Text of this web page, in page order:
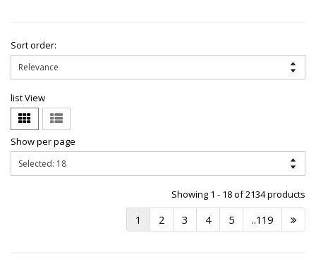
Sort order:
list View
Show per page
Showing 1 - 18 of 2134 products
1 2 3 4 5 ..119